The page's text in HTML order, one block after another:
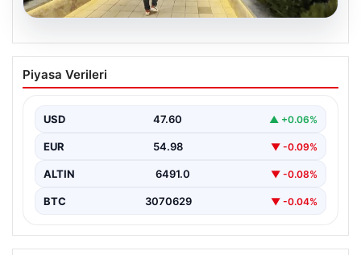
05.08.2026
Menderes Belediyesi Hakkında
Soruşturmada Firari Başkan Yardımcısı
İzmir’de Menderes Belediyesi’ne yönelik
olarak aranan Belediye Başkan Yardımcısı…
Piyasa Verileri
USD 47.60 ▲ +0.06%
EUR 54.98 ▼ -0.09%
ALTIN 6491.0 ▼ -0.08%
BTC 3070629 ▼ -0.04%